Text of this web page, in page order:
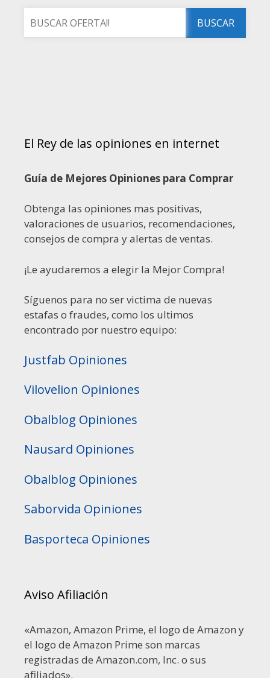
El Rey de las opiniones en internet
Guía de Mejores Opiniones para Comprar
Obtenga las opiniones mas positivas,
valoraciones de usuarios, recomendaciones,
consejos de compra y alertas de ventas.
¡Le ayudaremos a elegir la Mejor Compra!
Síguenos para no ser victima de nuevas
estafas o fraudes, como los ultimos
encontrado por nuestro equipo:
Justfab Opiniones
Vilovelion Opiniones
Obalblog Opiniones
Nausard Opiniones
Obalblog Opiniones
Saborvida Opiniones
Basporteca Opiniones
Aviso Afiliación
«Amazon, Amazon Prime, el logo de Amazon y
el logo de Amazon Prime son marcas
registradas de Amazon.com, Inc. o sus
afiliados».